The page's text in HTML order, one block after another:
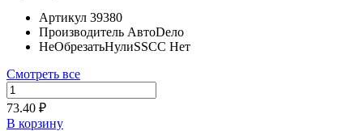
Артикул 39380
Производитель АвтоDело
НеОбрезатьНулиSSCC Нет
Смотреть все
73.40 ₽
В корзину